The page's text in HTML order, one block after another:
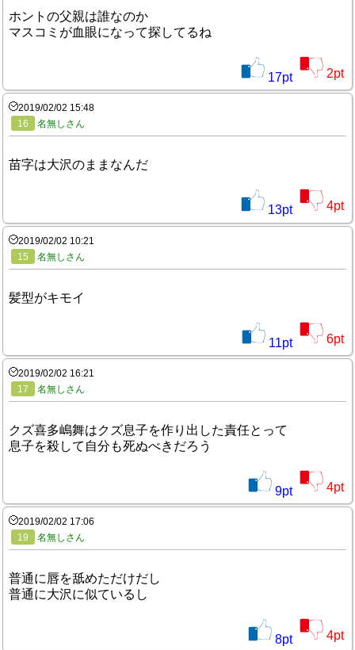
ホントの父親は誰なのか
マスコミが血眼になって探してるね
17pt 2pt
2019/02/02 15:48
16
名無しさん
苗字は大沢のままなんだ
13pt 4pt
2019/02/02 10:21
15
名無しさん
髪型がキモイ
11pt 6pt
2019/02/02 16:21
17
名無しさん
クズ喜多嶋舞はクズ息子を作り出した責任とって
息子を殺して自分も死ぬべきだろう
9pt 4pt
2019/02/02 17:06
19
名無しさん
普通に唇を舐めただけだし
普通に大沢に似ているし
8pt 4pt